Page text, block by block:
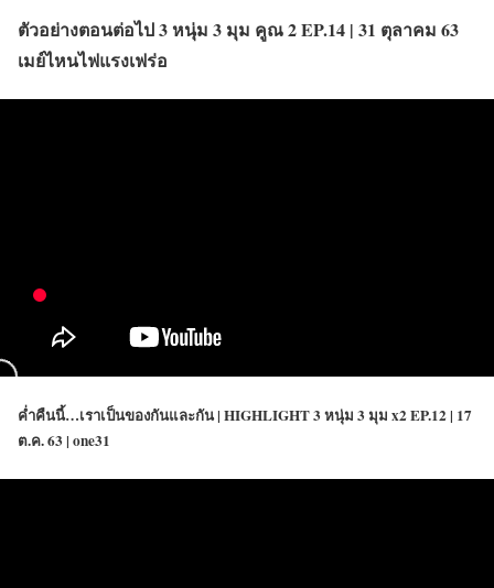
ตัวอย่างตอนต่อไป 3 หนุ่ม 3 มุม คูณ 2 EP.14 | 31 ตุลาคม 63
เมย์ไหนไฟแรงเฟร่อ
ค่ำคืนนี้…เราเป็นของกันและกัน | HIGHLIGHT 3 หนุ่ม 3 มุม x2 EP.12 | 17
ต.ค. 63 | one31